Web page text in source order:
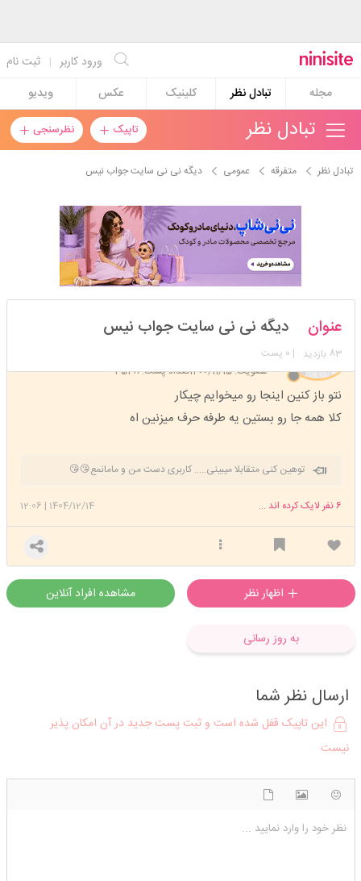
ثبت نام | ورود کاربر
مجله
تبادل نظر کلینیک عکس ویدیو
تاپیک نظرسنجی تبادل نظر
تبادل نظر متفرقه عمومی دیگه نی نی سایت جواب نیس
jjjjh
عضویت: 1400/11/15 تعداد پست: 3528
عنوان دیگه نی نی سایت جواب نیس
83 بازدید | 0 پست
نتو باز کنین اینجا رو میخوایم چیکار
کلا همه جا رو بستین یه طرفه حرف میزنین اه
توهین کنی متقابلا میبینی..... کاربری دست من و مامانمع😘😘
1404/12/14
|
12:06 6نفر لایک کرده اند ...
مشاهده افراد آنلاین
به روز رسانی
ارسال نظر شما
این تاپیک قفل شده است و ثبت پست جدید در آن امکان پذیر
نیست
نظر خود را وارد نمایید ...